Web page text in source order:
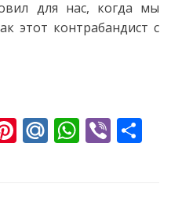
для нас, когда мы
этот контрабандист с
Pi M W Vi